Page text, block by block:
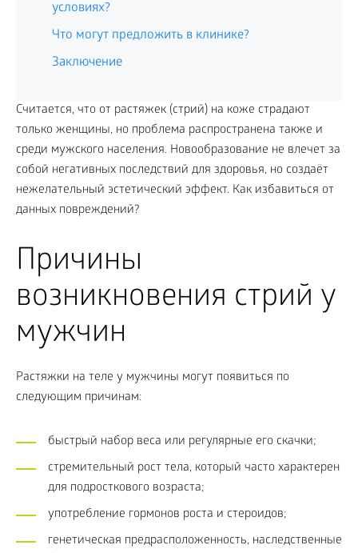
условиях?
Что могут предложить в клинике?
Заключение
Считается, что от растяжек (стрий) на коже страдают
только женщины, но проблема распространена также и
среди мужского населения. Новообразование не влечет за
собой негативных последствий для здоровья, но создаёт
нежелательный эстетический эффект. Как избавиться от
данных повреждений?
Причины
возникновения стрий у
мужчин
Растяжки на теле у мужчины могут появиться по
следующим причинам:
быстрый набор веса или регулярные его скачки;
стремительный рост тела, который часто характерен
для подросткового возраста;
употребление гормонов роста и стероидов;
генетическая предрасположенность, наследственные